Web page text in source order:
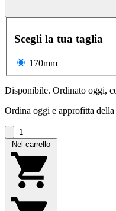
Scegli la tua taglia
170mm
Disponibile. Ordinato oggi,
Ordina oggi e approfitta della
Nel carrello